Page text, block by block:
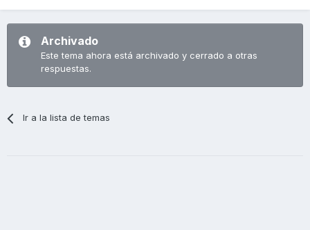
Archivado
Este tema ahora está archivado y cerrado a otras
respuestas.
Ir a la lista de temas